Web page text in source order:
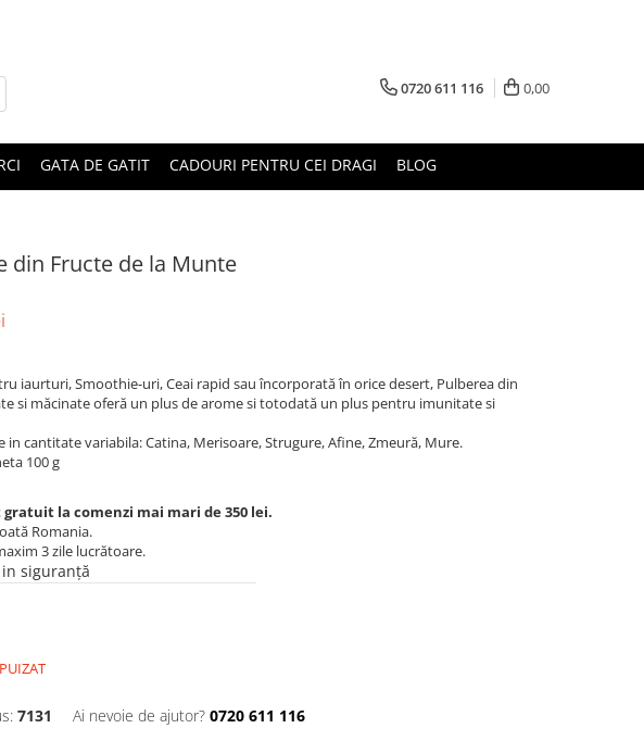
0720 611 116 0,00
GATA DE GATIT CADOURI PENTRU CEI DRAGI BLOG
din Fructe de la Munte
iaurturi, Smoothie-uri, Ceai rapid sau încorporată în orice desert, Pulberea din
si măcinate oferă un plus de arome si totodată un plus pentru imunitate si
in cantitate variabila: Catina, Merisoare, Strugure, Afine, Zmeură, Mure.
100 g
la comenzi mai mari de 350 lei.
Romania.
3 zile lucrătoare.
in siguranță
7131 Ai nevoie de ajutor? 0720 611 116